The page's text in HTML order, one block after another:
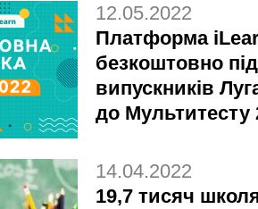
12.05.2022
Платформа
безкоштовно
випускників
до Мультитесту
14.04.2022
19,7 тисяч